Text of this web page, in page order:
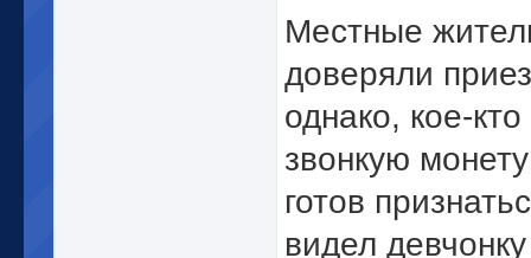
Местные
доверяли
однако, кое-кто
звонкую
готов
видел